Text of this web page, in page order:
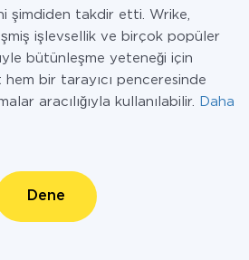
şimdiden takdir etti. Wrike,
işlevsellik ve birçok popüler
bütünleşme yeteneği için
hem bir tarayıcı penceresinde
aracılığıyla kullanılabilir.
Daha
Dene